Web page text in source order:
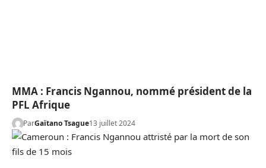
MMA : Francis Ngannou, nommé président de la
PFL Afrique
ParGaïtano Tsague13 juillet 2024